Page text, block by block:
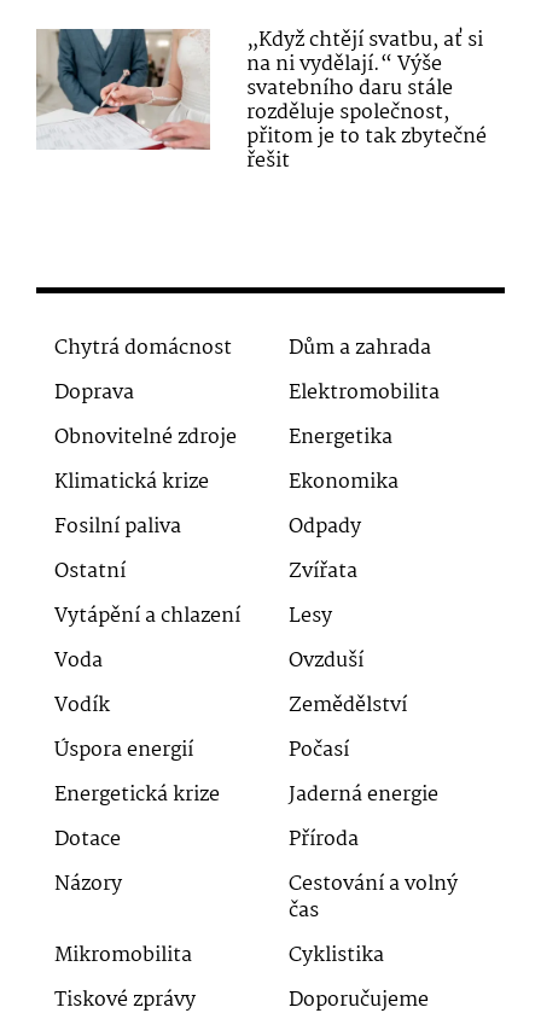
„Když chtějí svatbu, ať si
na ni vydělají.“ Výše
svatebního daru stále
rozděluje společnost,
přitom je to tak zbytečné
řešit
Chytrá domácnost
Dům a zahrada
Doprava
Elektromobilita
Obnovitelné zdroje
Energetika
Klimatická krize
Ekonomika
Fosilní paliva
Odpady
Ostatní
Zvířata
Vytápění a chlazení
Lesy
Voda
Ovzduší
Vodík
Zemědělství
Úspora energií
Počasí
Energetická krize
Jaderná energie
Dotace
Příroda
Názory
Cestování a volný
čas
Mikromobilita
Cyklistika
Tiskové zprávy
Doporučujeme